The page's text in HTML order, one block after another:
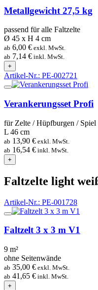
Metallgewicht 27,5 kg
passend für alle Faltzelte
Ø 45 x H 4 cm
ab 6,00 € exkl. MwSt.
ab 7,14 € inkl. MwSt.
+
Artikel-Nr.: PE-002721
Verankerungsset Profi
für Zelte / Hüpfburgen / Spiel
L 46 cm
ab 13,90 € exkl. MwSt.
ab 16,54 € inkl. MwSt.
+
Faltzelte light
Artikel-Nr.: PE-001728
Faltzelt 3 x 3 m V1
9 m²
ohne Seitenwände
ab 35,00 € exkl. MwSt.
ab 41,65 € inkl. MwSt.
+